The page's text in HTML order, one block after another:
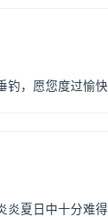
钓，愿您度过愉快
炎夏日中十分难